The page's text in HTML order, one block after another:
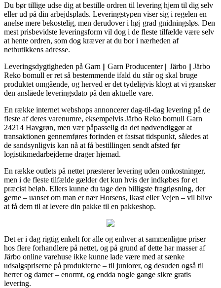
Du bør tillige udse dig at bestille ordren til levering hjem til dig selv
eller ud på din arbejdsplads. Leveringstypen viser sig i regelen en
anelse mere bekostelig, men derudover i høj grad gnidningsløs. Den
mest prisbevidste leveringsform vil dog i de fleste tilfælde være selv
at hente ordren, som dog kræver at du bor i nærheden af
netbutikkens adresse.
Leveringsdygtigheden på Garn || Garn Producenter || Järbo || Järbo
Reko bomull er ret så bestemmende ifald du står og skal bruge
produktet omgående, og herved er det tydeligvis klogt at vi gransker
den anslåede leveringsdato på den aktuelle vare.
En række internet webshops annoncerer dag-til-dag levering på de
fleste af deres varenumre, eksempelvis Järbo Reko bomull Garn
24214 Havgrøn, men vær påpasselig da det nødvendiggør at
transaktionen gennemføres forinden et fastsat tidspunkt, således at
de sandsynligvis kan nå at få bestillingen sendt afsted før
logistikmedarbejderne drager hjemad.
En række outlets på nettet præsterer levering uden omkostninger,
men i de fleste tilfælde gælder det kun hvis der indkøbes for et
præcist beløb. Ellers kunne du tage den billigste fragtløsning, der
gerne – uanset om man er nær Horsens, Ikast eller Vejen – vil blive
at få dem til at levere din pakke til en pakkeshop.
Det er i dag rigtig enkelt for alle og enhver at sammenligne priser
hos flere forhandlere på nettet, og på grund af dette har masser af
Järbo online varehuse ikke kunne lade være med at sænke
udsalgspriserne på produkterne – til juniorer, og desuden også til
herrer og damer – enormt, og endda nogle gange sikre gratis
levering.